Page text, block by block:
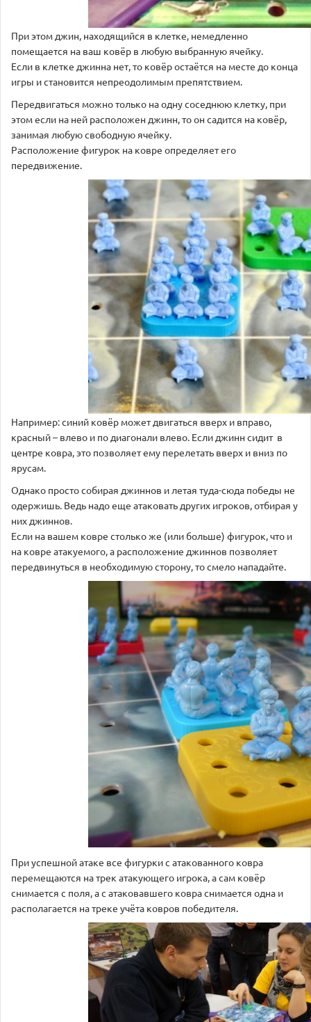
При этом джин, находящийся в клетке, немедленно
помещается на ваш ковёр в любую выбранную ячейку.
Если в клетке джинна нет, то ковёр остаётся на месте до конца
игры и становится непреодолимым препятствием.
Передвигаться можно только на одну соседнюю клетку, при
этом если на ней расположен джинн, то он садится на ковёр,
занимая любую свободную ячейку.
Расположение фигурок на ковре определяет его
передвижение.
Например: синий ковёр может двигаться вверх и вправо,
красный – влево и по диагонали влево. Если джинн сидит в
центре ковра, это позволяет ему перелетать вверх и вниз по
ярусам.
Однако просто собирая джиннов и летая туда-сюда победы не
одержишь. Ведь надо еще атаковать других игроков, отбирая у
них джиннов.
Если на вашем ковре столько же (или больше) фигурок, что и
на ковре атакуемого, а расположение джиннов позволяет
передвинуться в необходимую сторону, то смело нападайте.
При успешной атаке все фигурки с атакованного ковра
перемещаются на трек атакующего игрока, а сам ковёр
снимается с поля, а с атаковавшего ковра снимается одна и
располагается на треке учёта ковров победителя.